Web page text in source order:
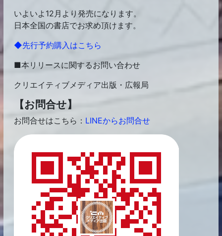
いよいよ12月より発売になります。
日本全国の書店でお求め頂けます。
◆先行予約購入はこちら
■本リリースに関するお問い合わせ
クリエイティブメディア出版・広報局
【お問合せ】
お問合せはこちら： LINEからお問合せ